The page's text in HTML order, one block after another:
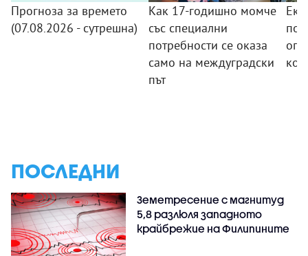
Прогноза за времето
(07.08.2026 - сутрешна)
Как 17-годишно момче
със специални
потребности се оказа
само на междуградски
път
ПОСЛЕДНИ
Земетресение с магнитуд
5,8 разлюля западното
крайбрежие на Филипините